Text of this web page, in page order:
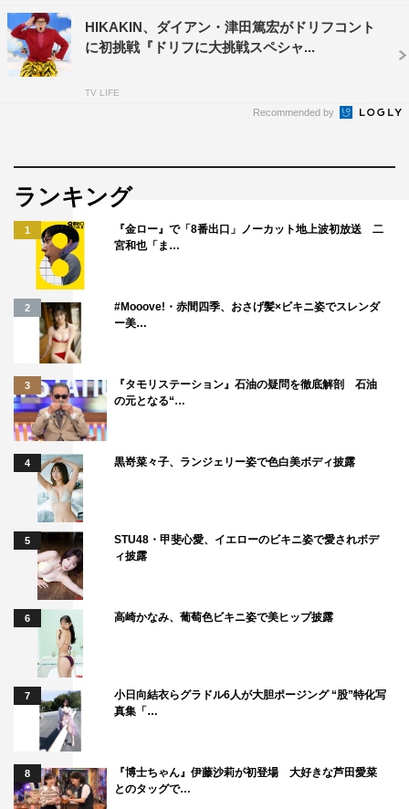
HIKAKIN、ダイアン・津田篤宏がドリフコント
に初挑戦『ドリフに大挑戦スペシャ...
TV LIFE
Recommended by
ランキング
1
『金ロー』で「8番出口」ノーカット地上波初放送 二
宮和也「ま…
2
#Mooove!・赤間四季、おさげ髪×ビキニ姿でスレンダ
ー美…
3
『タモリステーション』石油の疑問を徹底解剖 石油
の元となる“…
4 黒嵜菜々子、ランジェリー姿で色白美ボディ披露
5
STU48・甲斐心愛、イエローのビキニ姿で愛されボデ
ィ披露
6 高崎かなみ、葡萄色ビキニ姿で美ヒップ披露
7
小日向結衣らグラドル6人が大胆ポージング “股”特化写
真集「…
8
『博士ちゃん』伊藤沙莉が初登場 大好きな芦田愛菜
とのタッグで…